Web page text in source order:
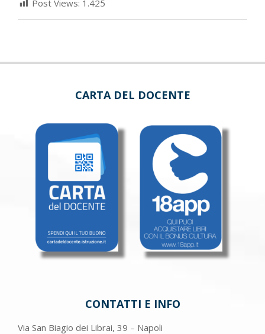
Post Views: 1.425
CARTA DEL DOCENTE
CONTATTI E INFO
Via San Biagio dei Librai, 39 – Napoli